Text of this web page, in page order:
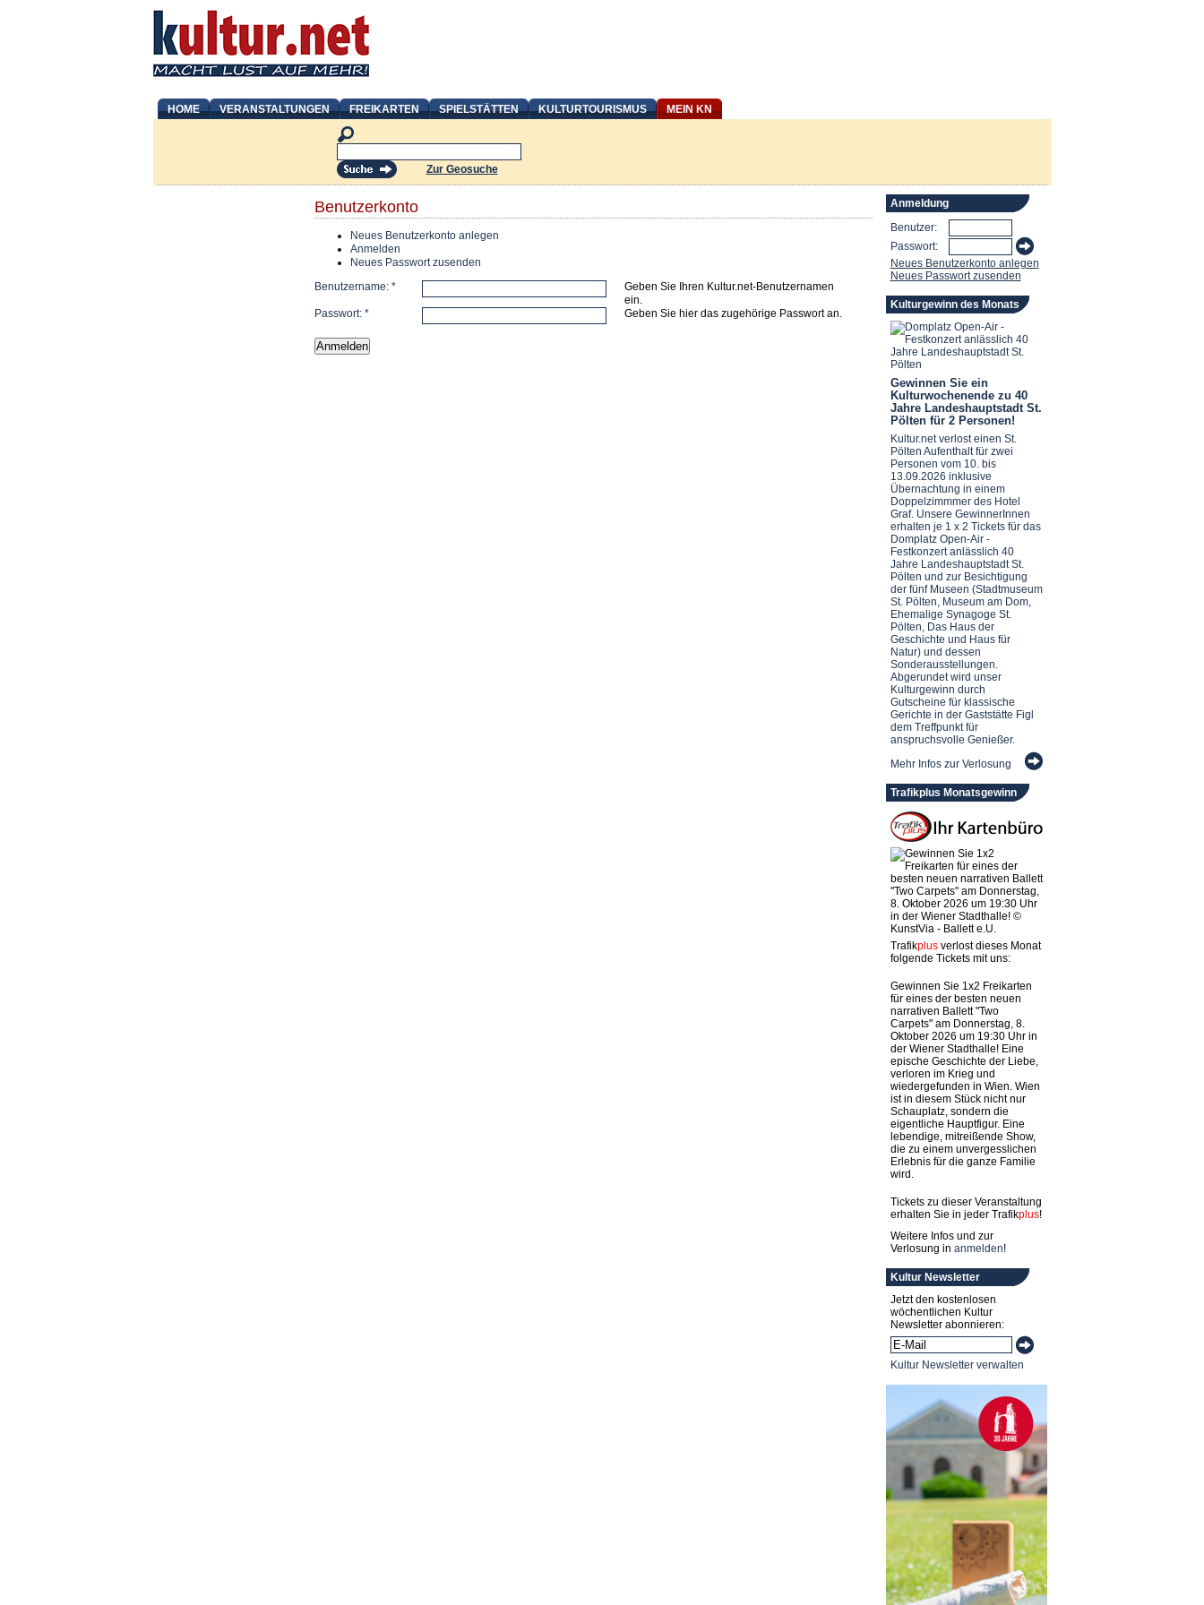
HOME VERANSTALTUNGEN FREIKARTEN SPIELSTÄTTEN KULTURTOURISMUS MEIN KN
Zur Geosuche
Benutzerkonto
Neues Benutzerkonto anlegen
Anmelden
Neues Passwort zusenden
Benutzername: *
Geben Sie Ihren Kultur.net-Benutzernamen
ein.
Passwort: * Geben Sie hier das zugehörige Passwort an.
Anmeldung
Benutzer:
Passwort:
Neues Benutzerkonto anlegen
Neues Passwort zusenden
Kulturgewinn des Monats
Gewinnen Sie ein
Kulturwochenende zu 40
Jahre Landeshauptstadt St.
Pölten für 2 Personen!
Kultur.net verlost einen St.
Pölten Aufenthalt für zwei
Personen vom 10. bis
13.09.2026 inklusive
Übernachtung in einem
Doppelzimmmer des Hotel
Graf. Unsere GewinnerInnen
erhalten je 1 x 2 Tickets für das
Domplatz Open-Air -
Festkonzert anlässlich 40
Jahre Landeshauptstadt St.
Pölten und zur Besichtigung
der fünf Museen (Stadtmuseum
St. Pölten, Museum am Dom,
Ehemalige Synagoge St.
Pölten, Das Haus der
Geschichte und Haus für
Natur) und dessen
Sonderausstellungen.
Abgerundet wird unser
Kulturgewinn durch
Gutscheine für klassische
Gerichte in der Gaststätte Figl
dem Treffpunkt für
anspruchsvolle Genießer.
Mehr Infos zur Verlosung
Trafikplus Monatsgewinn
Trafikplusverlost dieses Monat
folgende Tickets mit uns:
Gewinnen Sie 1x2 Freikarten
für eines der besten neuen
narrativen Ballett "Two
Carpets" am Donnerstag, 8.
Oktober 2026 um 19:30 Uhr in
der Wiener Stadthalle! Eine
epische Geschichte der Liebe,
verloren im Krieg und
wiedergefunden in Wien. Wien
ist in diesem Stück nicht nur
Schauplatz, sondern die
eigentliche Hauptfigur. Eine
lebendige, mitreißende Show,
die zu einem unvergesslichen
Erlebnis für die ganze Familie
wird.
Tickets zu dieser Veranstaltung
erhalten Sie in jeder Trafikplus!
Weitere Infos und zur
Verlosung in anmelden!
Kultur Newsletter
Jetzt den kostenlosen
wöchentlichen Kultur
Newsletter abonnieren:
Kultur Newsletter verwalten